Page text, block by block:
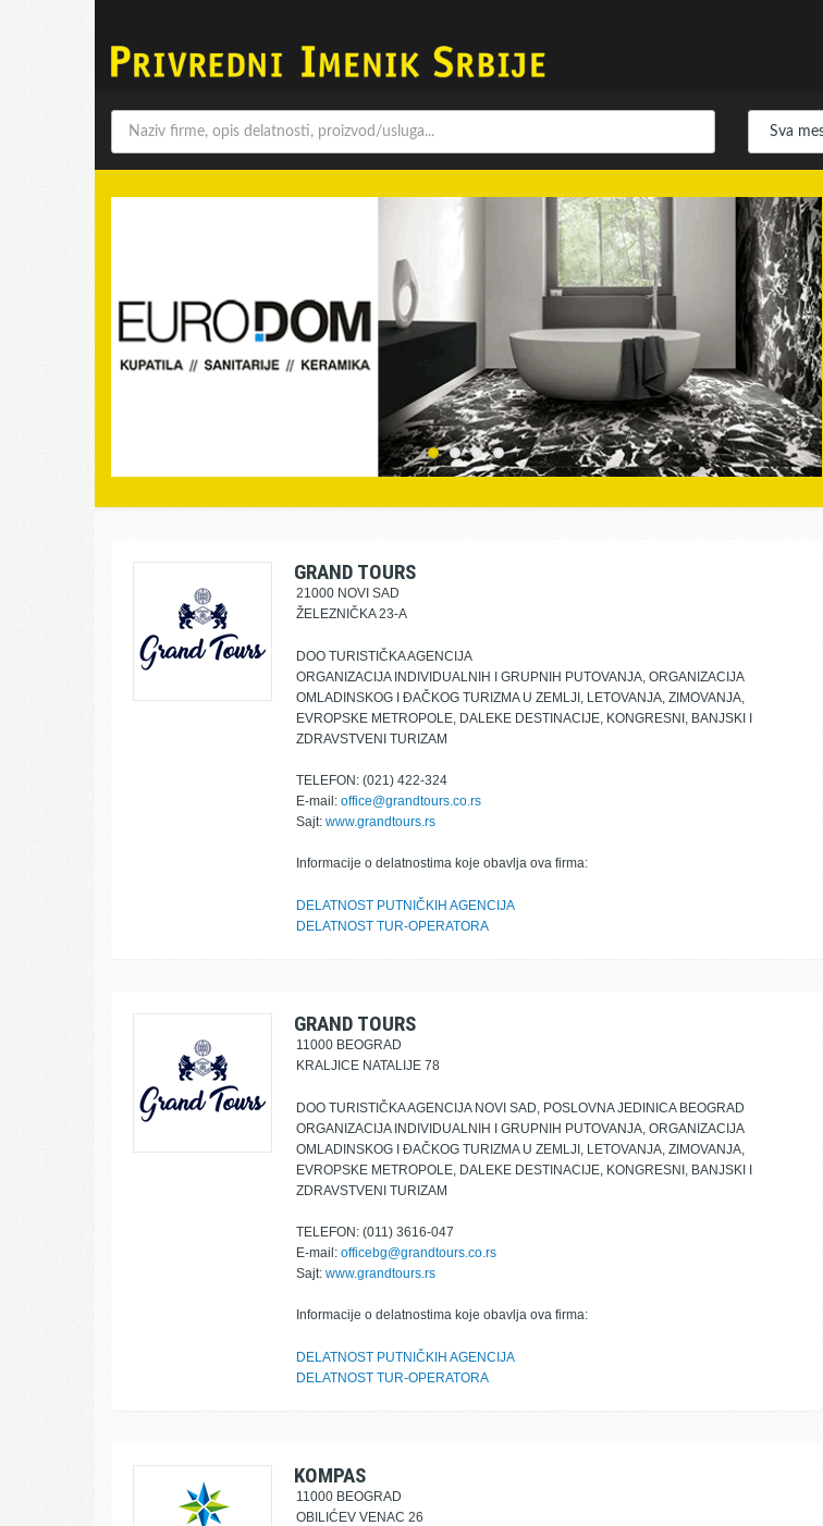
GRAND TOURS
21000 NOVI SAD
ŽELEZNIČKA 23-A
DOO TURISTIČKA AGENCIJA
ORGANIZACIJA INDIVIDUALNIH I GRUPNIH PUTOVANJA, ORGANIZACIJA
OMLADINSKOG I ĐAČKOG TURIZMA U ZEMLJI, LETOVANJA, ZIMOVANJA,
EVROPSKE METROPOLE, DALEKE DESTINACIJE, KONGRESNI, BANJSKI I
ZDRAVSTVENI TURIZAM
TELEFON: (021) 422-324
E-mail: office@grandtours.co.rs
Sajt: www.grandtours.rs
Informacije o delatnostima koje obavlja ova firma:
DELATNOST PUTNIČKIH AGENCIJA
DELATNOST TUR-OPERATORA
GRAND TOURS
11000 BEOGRAD
KRALJICE NATALIJE 78
DOO TURISTIČKA AGENCIJA NOVI SAD, POSLOVNA JEDINICA BEOGRAD
ORGANIZACIJA INDIVIDUALNIH I GRUPNIH PUTOVANJA, ORGANIZACIJA
OMLADINSKOG I ĐAČKOG TURIZMA U ZEMLJI, LETOVANJA, ZIMOVANJA,
EVROPSKE METROPOLE, DALEKE DESTINACIJE, KONGRESNI, BANJSKI I
ZDRAVSTVENI TURIZAM
TELEFON: (011) 3616-047
E-mail: officebg@grandtours.co.rs
Sajt: www.grandtours.rs
Informacije o delatnostima koje obavlja ova firma:
DELATNOST PUTNIČKIH AGENCIJA
DELATNOST TUR-OPERATORA
KOMPAS
11000 BEOGRAD
OBILIĆEV VENAC 26